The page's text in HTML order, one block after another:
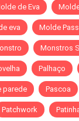
de Eva
eva Molde
Monstros
Palhaço
parede Pascoa
Patchwork